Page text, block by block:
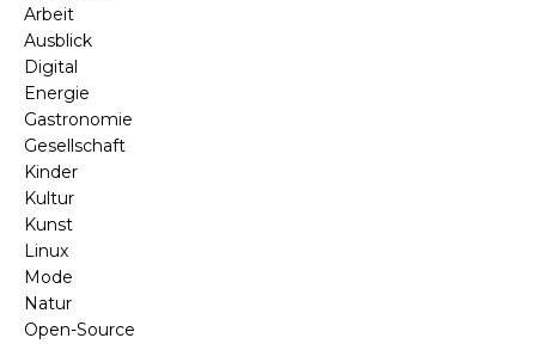
Arbeit
Ausblick
Digital
Energie
Gastronomie
Gesellschaft
Kinder
Kultur
Kunst
Linux
Mode
Natur
Open-Source